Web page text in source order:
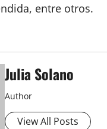
entre otros.
Julia Solano
Author
View All Posts